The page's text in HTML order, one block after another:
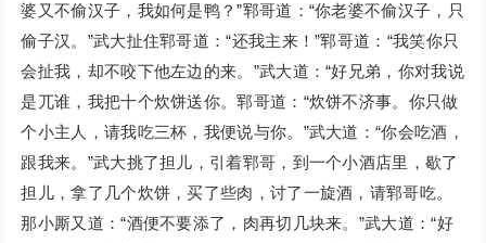
婆又不偷汉子，我如何是鸭？”郓哥道：“你老婆不偷汉子，只
偷子汉。”武大扯住郓哥道：“还我主来！”郓哥道：“我笑你只
会扯我，却不咬下他左边的来。”武大道：“好兄弟，你对我说
是兀谁，我把十个炊饼送你。郓哥道：“炊饼不济事。你只做
个小主人，请我吃三杯，我便说与你。”武大道：“你会吃酒，
跟我来。”武大挑了担儿，引着郓哥，到一个小酒店里，歇了
担儿，拿了几个炊饼，买了些肉，讨了一旋酒，请郓哥吃。
那小厮又道：“酒便不要添了，肉再切几块来。”武大道：“好